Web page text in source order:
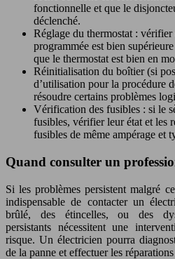
fonctionnelle et que le
déclenché.
Réglage du thermostat : vérifier
programmée est bien
que le thermostat est bien en
Réinitialisation du boîtier (si
d’utilisation pour la procédure
résoudre certains problèmes
Vérification des fusibles : si le
fusibles, vérifier leur état et les
fusibles de même ampérage et
Quand consulter un
Si les problèmes persistent malgré
indispensable de contacter un
brûlé, des étincelles, ou des
persistants nécessitent une
risque. Un électricien pourra
de la panne et effectuer les